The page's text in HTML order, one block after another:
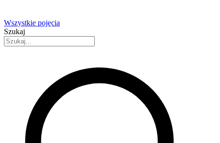
Wszystkie pojęcia
Szukaj